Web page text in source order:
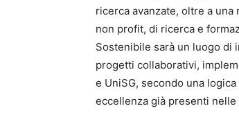
ricerca avanzate, oltre a
non profit, di ricerca e
Sostenibile sarà un luogo di
progetti collaborativi,
e UniSG, secondo una
eccellenza già presenti